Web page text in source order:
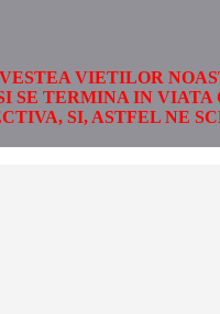
VIETILOR
SE TERMINA IN
SI, ASTFEL NE